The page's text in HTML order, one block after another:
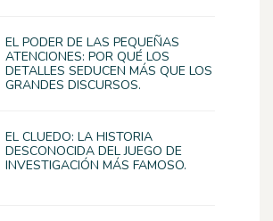
EL PODER DE LAS PEQUEÑAS
ATENCIONES: POR QUÉ LOS
DETALLES SEDUCEN MÁS QUE LOS
GRANDES DISCURSOS.
EL CLUEDO: LA HISTORIA
DESCONOCIDA DEL JUEGO DE
INVESTIGACIÓN MÁS FAMOSO.